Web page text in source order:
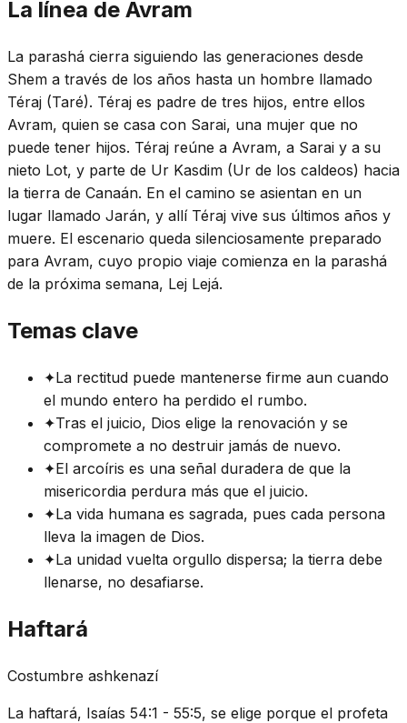
La línea de Avram
La parashá cierra siguiendo las generaciones desde
Shem a través de los años hasta un hombre llamado
Téraj (Taré). Téraj es padre de tres hijos, entre ellos
Avram, quien se casa con Sarai, una mujer que no
puede tener hijos. Téraj reúne a Avram, a Sarai y a su
nieto Lot, y parte de Ur Kasdim (Ur de los caldeos) hacia
la tierra de Canaán. En el camino se asientan en un
lugar llamado Jarán, y allí Téraj vive sus últimos años y
muere. El escenario queda silenciosamente preparado
para Avram, cuyo propio viaje comienza en la parashá
de la próxima semana, Lej Lejá.
Temas clave
✦La rectitud puede mantenerse firme aun cuando
el mundo entero ha perdido el rumbo.
✦Tras el juicio, Dios elige la renovación y se
compromete a no destruir jamás de nuevo.
✦El arcoíris es una señal duradera de que la
misericordia perdura más que el juicio.
✦La vida humana es sagrada, pues cada persona
lleva la imagen de Dios.
✦La unidad vuelta orgullo dispersa; la tierra debe
llenarse, no desafiarse.
Haftará
Costumbre ashkenazí
La haftará, Isaías 54:1 - 55:5, se elige porque el profeta